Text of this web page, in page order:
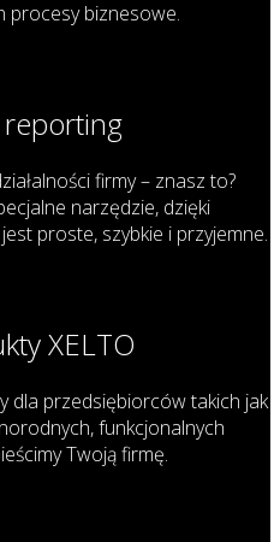
procesy biznesowe.
reporting
firmy – znasz to?
narzędzie, dzięki
proste, szybkie i przyjemne.
XELTO
dla przedsiębiorców takich jak
funkcjonalnych
Twoją firmę.